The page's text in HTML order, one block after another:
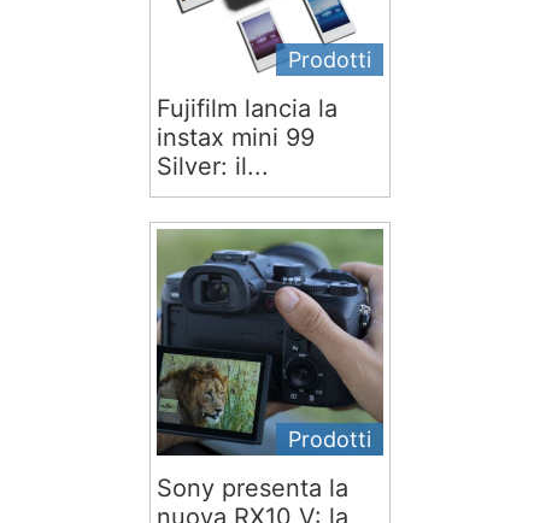
Prodotti
Fujifilm lancia la
instax mini 99
Silver: il...
Prodotti
Sony presenta la
nuova RX10 V: la